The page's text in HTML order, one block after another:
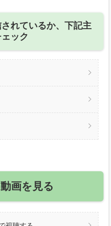
れているか、下記主
ック
画を見る